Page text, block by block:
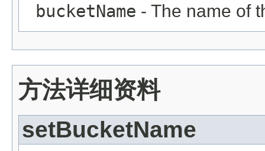
bucketName - The name of
方法详细资料
setBucketName